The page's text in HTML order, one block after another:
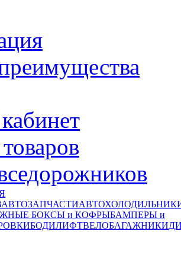
АВТОЗАПЧАСТИ
БОКСЫ и КОФРЫБАМПЕРЫ и
БОДИЛИФТВЕЛОБАГАЖНИКИ